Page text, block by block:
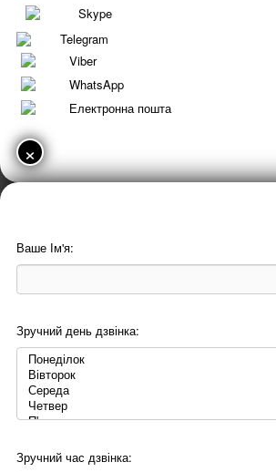
Skype
Telegram
Viber
WhatsApp
Електронна пошта
×
Ваше Ім'я:
Зручний день дзвінка:
Зручний час дзвінка: